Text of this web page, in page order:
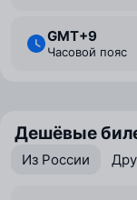
GMT+9
Часовой пояс
Дешёвые
Из России